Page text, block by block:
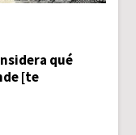
qué
[te